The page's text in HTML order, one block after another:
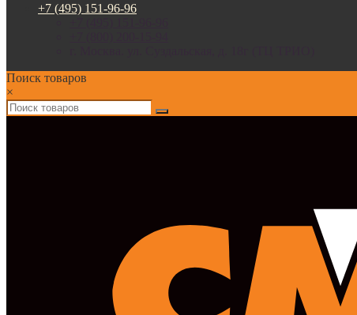
+7 (495) 151-96-96
Поиск товаров
×